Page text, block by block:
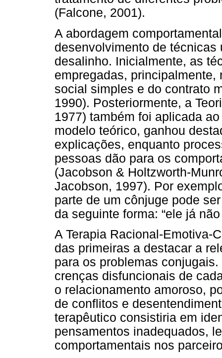
(Falcone, 2001).
A abordagem
desenvolvimento de
desalinho. Inicialmente, as
empregadas,
social simples e do contrato
1990). Posteriormente, a
1977) também foi aplicada
modelo teórico, ganhou
explicações, enquanto
pessoas dão para os
(Jacobson & Holtzworth-
Jacobson, 1997). Por
parte de um cônjuge pode
da seguinte forma: “ele já
A Terapia Racional-Emotiva-
das primeiras a destacar a
para os problemas
crenças disfuncionais de
o relacionamento amoroso,
de conflitos e
terapêutico consistiria em
pensamentos inadequados,
comportamentais nos